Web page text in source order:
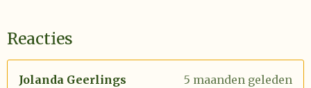
Reacties
Jolanda Geerlings
5 maanden geleden